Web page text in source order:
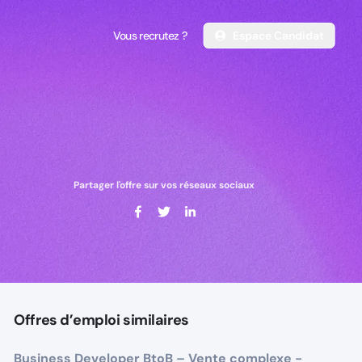
Vous recrutez ?
Vous recrutez ?
Partager l'offre sur vos réseaux sociaux
Offres d’emploi similaires
Business Developer BtoB – Vente complexe -